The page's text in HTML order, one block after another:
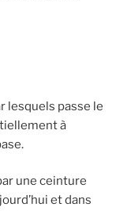
lesquels passe le
à
une ceinture
et dans